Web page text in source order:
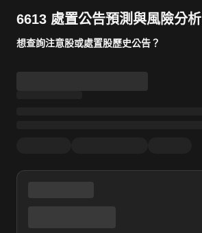
6613 處置公告預測與風險分析
想查詢注意股或處置股歷史公告？